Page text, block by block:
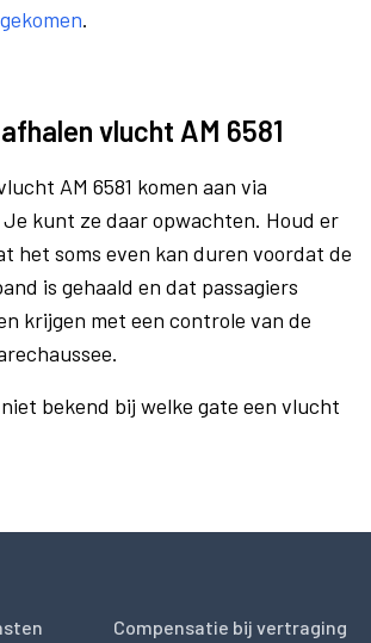
.
vlucht AM 6581
AM 6581 komen aan via
Je kunt ze daar opwachten. Houd er
het soms even kan duren voordat de
is gehaald en dat passagiers
krijgen met een controle van de
bekend bij welke gate een vlucht
Compensatie bij vertraging